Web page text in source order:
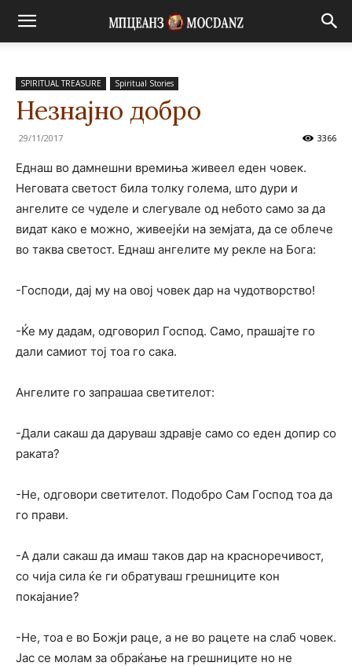
SPIRITUAL TREASURE Spiritual Stories
Незнајно добро
29/11/2017 3366
Еднаш во дамнешни времиња живеел еден човек.
Неговата светост била толку голема, што дури и
ангелите се чуделе и слегувале од небото само за да
видат како е можно, живеејќи на земјата, да се облече
во таква светост. Еднаш ангелите му рекле на Бога:
-Господи, дај му на овој човек дар на чудотворство!
-Ќе му дадам, одговорил Господ. Само, прашајте го
дали самиот тој тоа го сака.
Ангелите го запрашаа светителот:
-Дали сакаш да даруваш здравје само со еден допир со
раката?
-Не, одговори светителот. Подобро Сам Господ тоа да
го прави.
-А дали сакаш да имаш таков дар на красноречивост,
со чија сила ќе ги обратуваш грешниците кон
покајание?
-Не, тоа е во Божји раце, а не во рацете на слаб човек.
Јас се молам за обраќање на грешниците но не